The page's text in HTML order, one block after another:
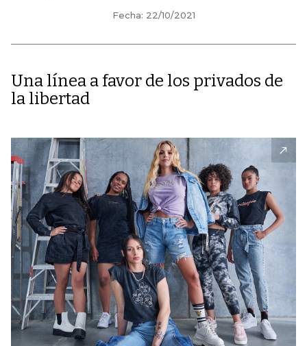
Fecha: 22/10/2021
Una línea a favor de los privados de
la libertad